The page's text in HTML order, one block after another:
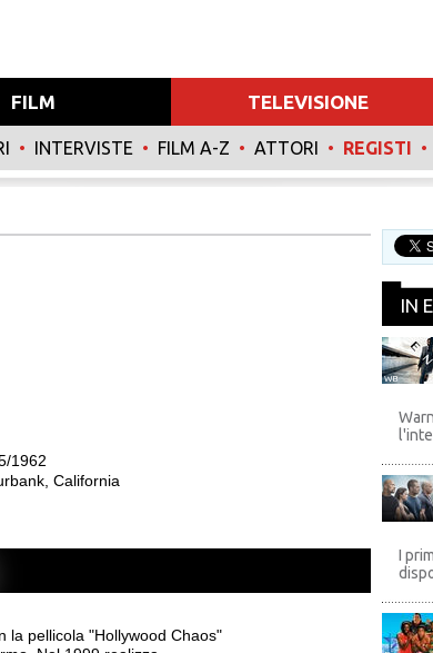
FILM TELEVISIONE
• INTERVISTE • FILM A-Z • ATTORI • REGISTI •
1962
California
la pellicola "Hollywood Chaos"
IN
WB
I